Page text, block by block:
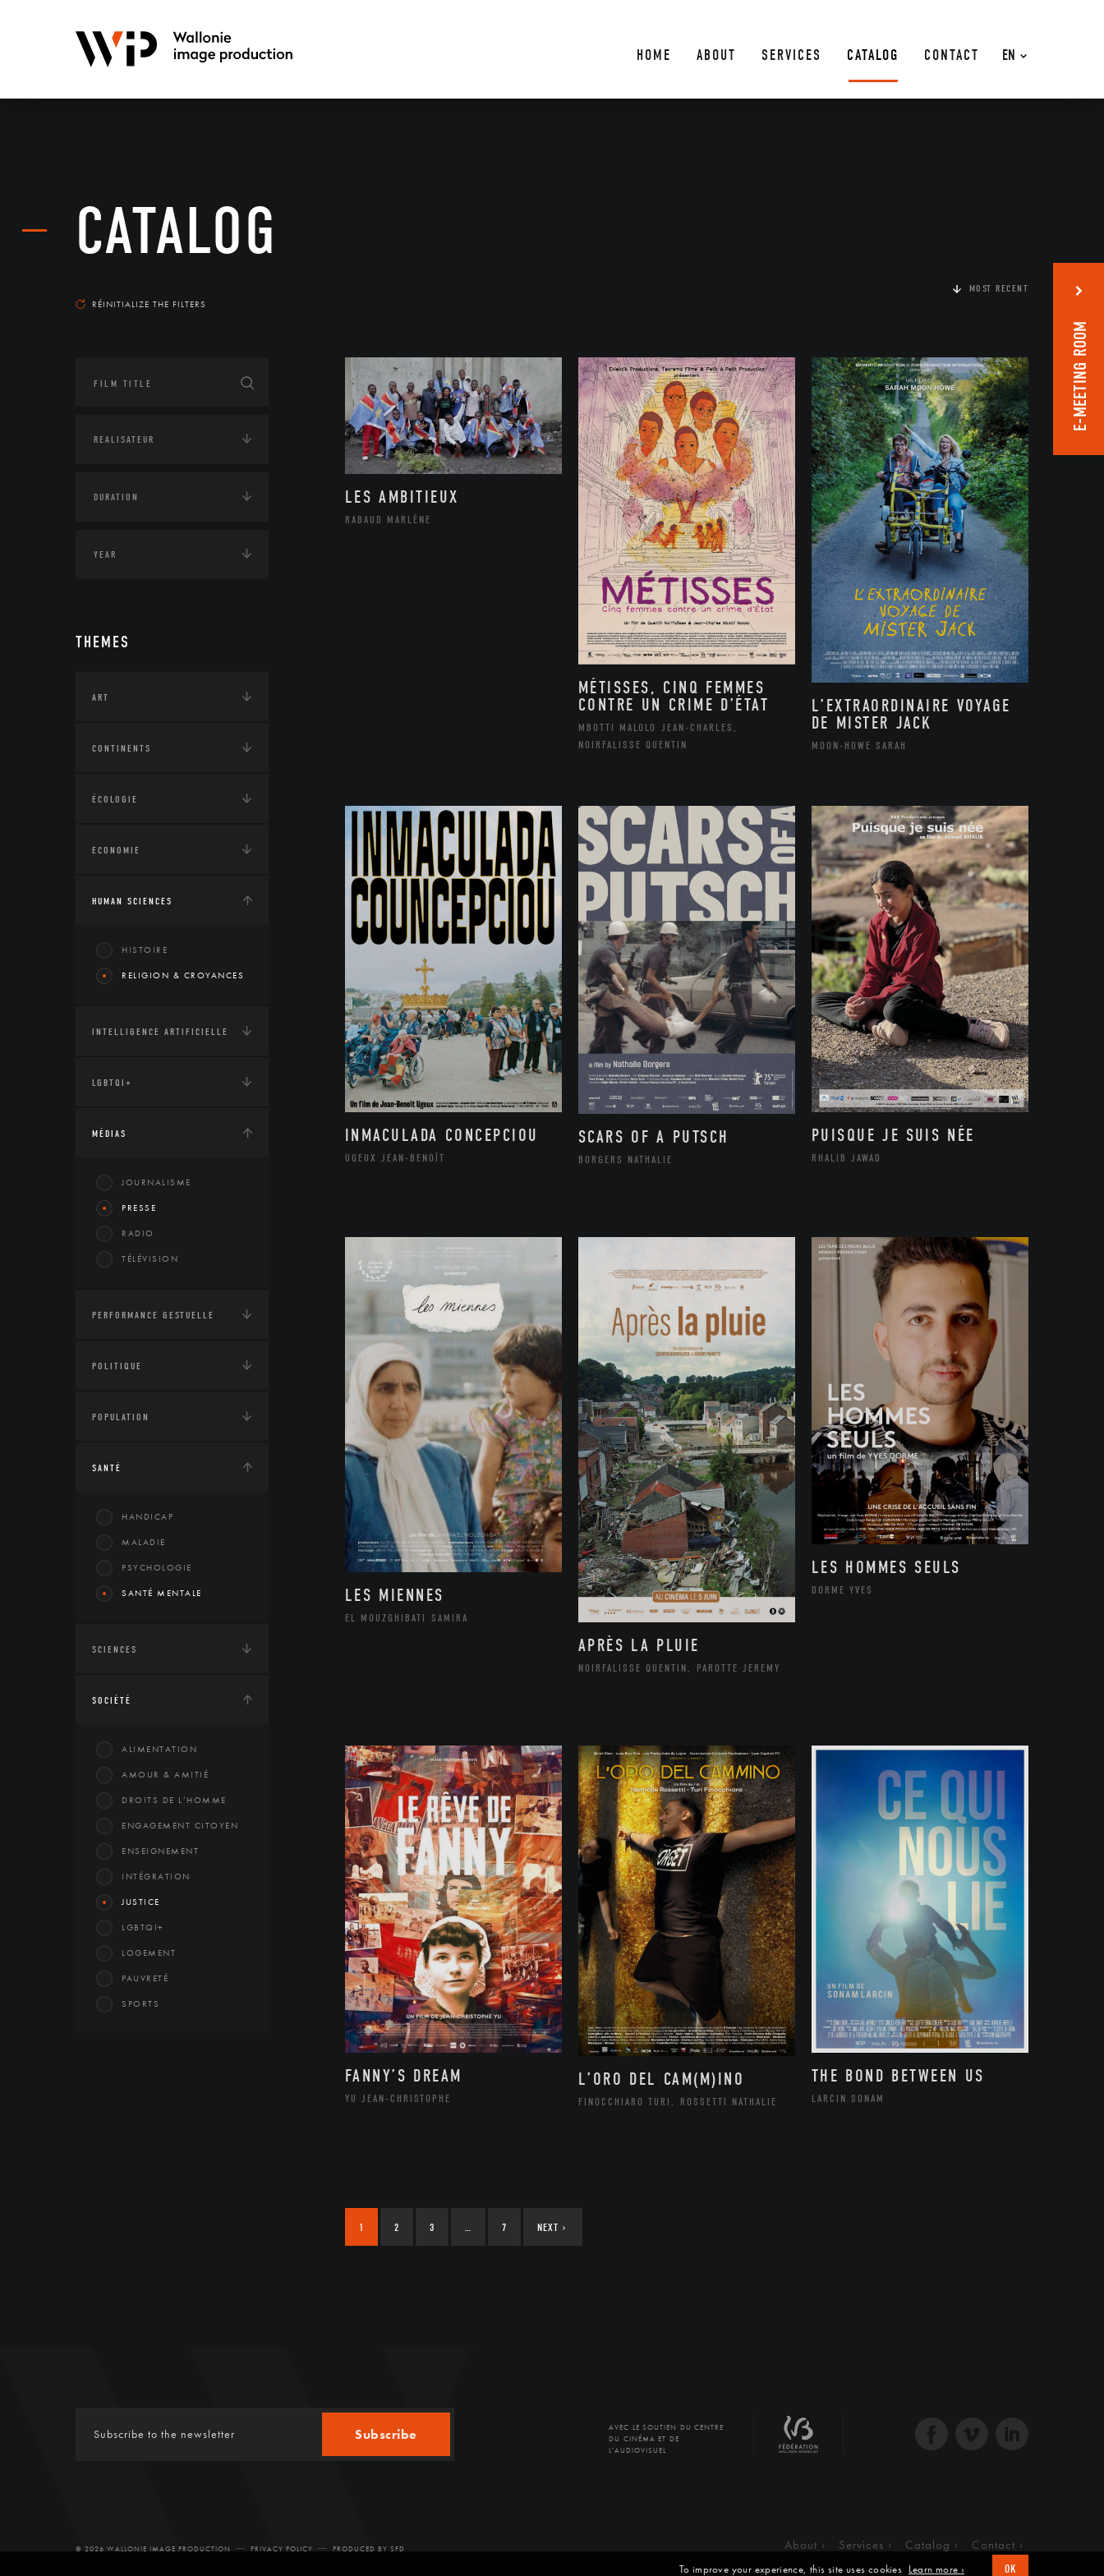
EN
HOME ABOUT SERVICES CATALOG CONTACT
CATALOG
RÉINITIALIZE THE FILTERS
THEMES
ART
CONTINENTS
ÉCOLOGIE
ECONOMIE
HUMAN SCIENCES
HISTOIRE
RELIGION & CROYANCES
INTELLIGENCE ARTIFICIELLE
LGBTQI+
MÉDIAS
JOURNALISME
PRESSE
RADIO
TÉLÉVISION
PERFORMANCE GESTUELLE
POLITIQUE
POPULATION
SANTÉ
HANDICAP
MALADIE
PSYCHOLOGIE
SANTÉ MENTALE
SCIENCES
SOCIÉTÉ
ALIMENTATION
AMOUR & AMITIÉ
DROITS DE L’HOMME
ENGAGEMENT CITOYEN
ENSEIGNEMENT
INTÉGRATION
JUSTICE
LGBTQI+
LOGEMENT
PAUVRETÉ
SPORTS
MOST RECENT
LES AMBITIEUX
RABAUD MARLÈNE
MÉTISSES, CINQ FEMMES
CONTRE UN CRIME D’ÉTAT
MBOTTI MALOLO JEAN-CHARLES,
NOIRFALISSE QUENTIN
L’EXTRAORDINAIRE VOYAGE
DE MISTER JACK
MOON-HOWE SARAH
INMACULADA CONCEPCIOU
UGEUX JEAN-BENOÎT
SCARS OF A PUTSCH
BORGERS NATHALIE
PUISQUE JE SUIS NÉE
RHALIB JAWAD
LES MIENNES
EL MOUZGHIBATI SAMIRA
APRÈS LA PLUIE
NOIRFALISSE QUENTIN, PAROTTE JEREMY
LES HOMMES SEULS
DORME YVES
FANNY’S DREAM
YU JEAN-CHRISTOPHE
L’ORO DEL CAM(M)INO
FINOCCHIARO TURI, ROSSETTI NATHALIE
THE BOND BETWEEN US
LARCIN SONAM
1 2 3 7 NEXT ›
Subscribe
AVEC LE SOUTIEN DU CENTRE
DU CINÉMA ET DE
L'AUDIOVISUEL
© 2026 WALLONIE IMAGE PRODUCTION PRIVACY POLICY PRODUCED BY SFD About Services Catalog Contact
E-MEETING ROOM
To improve your experience, this site uses cookies Learn more › OK